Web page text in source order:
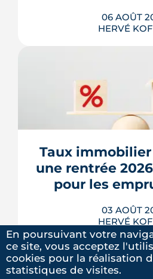
Ma recherche
06 AOÛT
HERVÉ
Après un printemps
l'automne 2026 sera
pour le logement.
parlementaires, du
qui devient vraiment
les propriétaires, les
acheteurs.
LIRE
Taux immobilier
une rentrée
pour les
03 AOÛT
HERVÉ
En poursuivant votre
ce site, vous acceptez
cookies pour la réalisation
statistiques de visites.